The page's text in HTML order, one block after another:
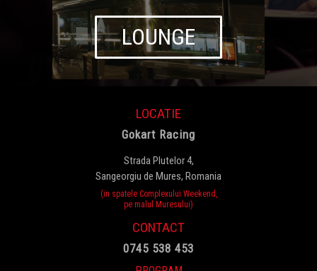
LOUNGE
LOCATIE
Gokart Racing
Strada Plutelor 4,
Sangeorgiu de Mures, Romania
(in spatele Complexului Weekend,
pe malul Muresului)
CONTACT
0745 538 453